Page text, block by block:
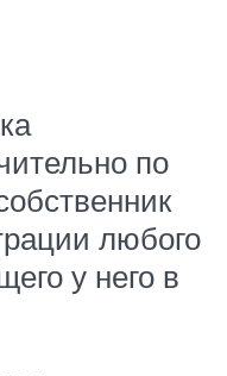
по
любого
у него в